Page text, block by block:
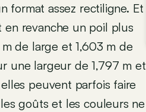
format assez rectiligne. Et
revanche un poil plus
de large et 1,603 m de
une largeur de 1,797 m et
peuvent parfois faire
goûts et les couleurs ne